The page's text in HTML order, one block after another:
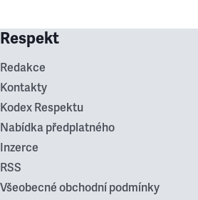
Respekt
Redakce
Kontakty
Kodex Respektu
Nabídka předplatného
Inzerce
RSS
Všeobecné obchodní podmínky